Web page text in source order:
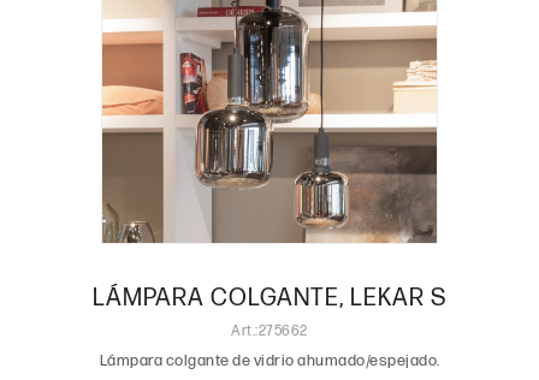
LÁMPARA COLGANTE, LEKAR S
275662
Lámpara colgante de vidrio ahumado/espejado.